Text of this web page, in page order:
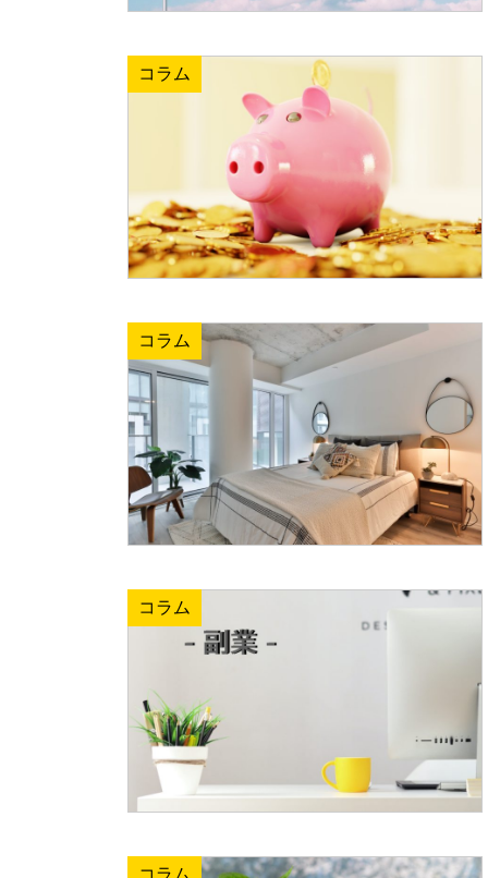
コラム
コラム
コラム